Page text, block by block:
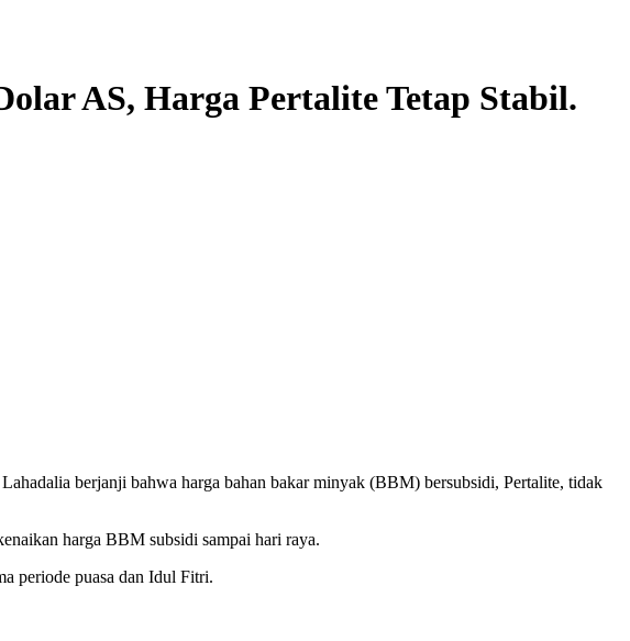
AS, Harga Pertalite Tetap Stabil.
berjanji bahwa harga bahan bakar minyak (BBM) bersubsidi, Pertalite, tidak
harga BBM subsidi sampai hari raya.
periode puasa dan Idul Fitri.